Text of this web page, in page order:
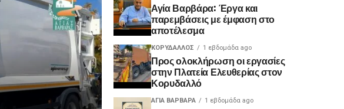
Αγία Βαρβάρα: Έργα και
παρεμβάσεις με έμφαση στο
αποτέλεσμα
ΚΟΡΥΔΑΛΛΟΣ 1 εβδομάδα ago
Προς ολοκλήρωση οι εργασίες
στην Πλατεία Ελευθερίας στον
Κορυδαλλό
ΑΓΙΑ ΒΑΡΒΑΡΑ 1 εβδομάδα ago